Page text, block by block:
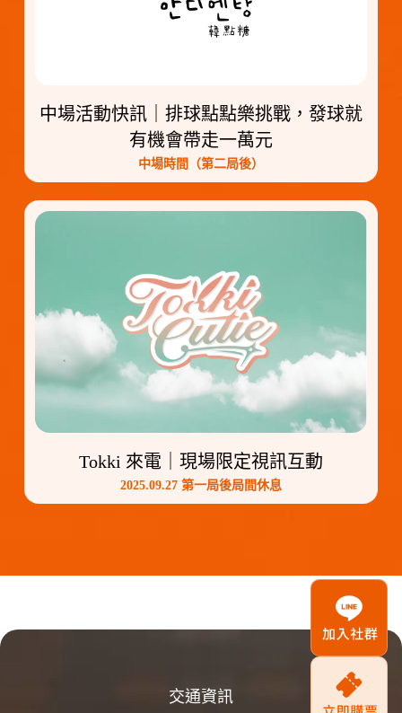
中場活動快訊｜排球點點樂挑戰，發球就
有機會帶走一萬元
中場時間（第二局後）
Tokki 來電｜現場限定視訊互動
2025.09.27 第一局後局間休息
交通資訊